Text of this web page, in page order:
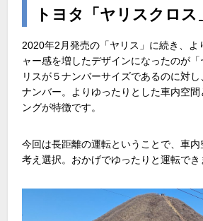
トヨタ「ヤリスクロス
2020年2月発売の「ヤリス」に続き、よ
ャー感を増したデザインになったのが
リスが５ナンバーサイズであるのに対
ナンバー。よりゆったりとした車内空間
ングが特徴です。
今回は長距離の運転ということで、車
考え選択。おかげでゆったりと運転でき